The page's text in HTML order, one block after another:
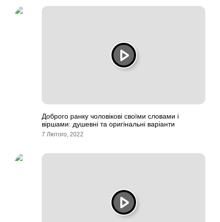
Доброго ранку чоловікові своїми словами і
віршами: душевні та оригінальні варіанти
7 Лютого, 2022